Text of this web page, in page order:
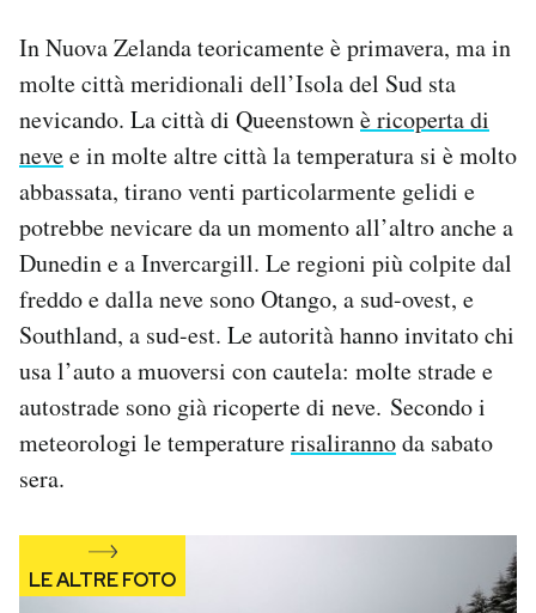
SHOP
CALENDARIO
AREA PERSONALE
Area Personale
Newsletter
Hai bisogno di aiuto?
Esci
In Nuova Zelanda teoricamente è primavera, ma in
molte città meridionali dell’Isola del Sud sta
nevicando. La città di Queenstownè ricoperta di
nevee in molte altre città la temperatura si è molto
abbassata, tirano venti particolarmente gelidi e
potrebbe nevicare da un momento all’altro anche a
Dunedin e a Invercargill. Le regioni più colpite dal
freddo e dalla neve sono Otango, a sud-ovest, e
Southland, a sud-est. Le autorità hanno invitato chi
usa l’auto a muoversi con cautela: molte strade e
autostrade sono già ricoperte di neve. Secondo i
meteorologi le temperaturerisalirannoda sabato
sera.